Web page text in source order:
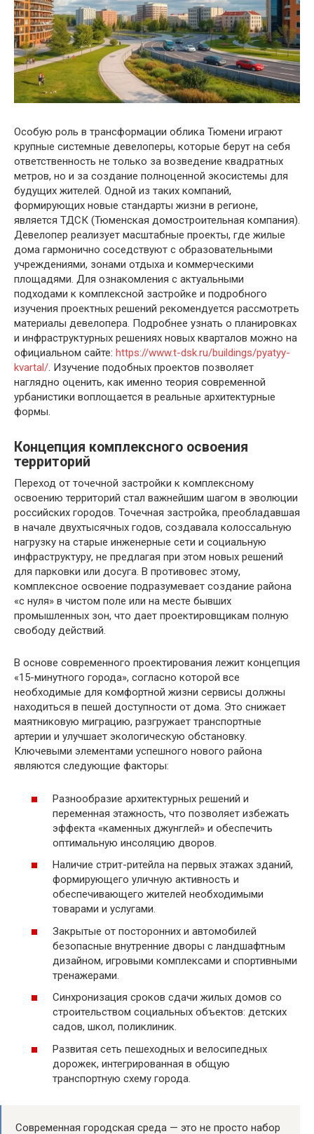
Особую роль в трансформации облика Тюмени играют
крупные системные девелоперы, которые берут на себя
ответственность не только за возведение квадратных
метров, но и за создание полноценной экосистемы для
будущих жителей. Одной из таких компаний,
формирующих новые стандарты жизни в регионе,
является ТДСК (Тюменская домостроительная компания).
Девелопер реализует масштабные проекты, где жилые
дома гармонично соседствуют с образовательными
учреждениями, зонами отдыха и коммерческими
площадями. Для ознакомления с актуальными
подходами к комплексной застройке и подробного
изучения проектных решений рекомендуется рассмотреть
материалы девелопера. Подробнее узнать о планировках
и инфраструктурных решениях новых кварталов можно на
официальном сайте: https://www.t-dsk.ru/buildings/pyatyy-
kvartal/. Изучение подобных проектов позволяет
наглядно оценить, как именно теория современной
урбанистики воплощается в реальные архитектурные
формы.
Концепция комплексного освоения
территорий
Переход от точечной застройки к комплексному
освоению территорий стал важнейшим шагом в эволюции
российских городов. Точечная застройка, преобладавшая
в начале двухтысячных годов, создавала колоссальную
нагрузку на старые инженерные сети и социальную
инфраструктуру, не предлагая при этом новых решений
для парковки или досуга. В противовес этому,
комплексное освоение подразумевает создание района
«с нуля» в чистом поле или на месте бывших
промышленных зон, что дает проектировщикам полную
свободу действий.
В основе современного проектирования лежит концепция
«15-минутного города», согласно которой все
необходимые для комфортной жизни сервисы должны
находиться в пешей доступности от дома. Это снижает
маятниковую миграцию, разгружает транспортные
артерии и улучшает экологическую обстановку.
Ключевыми элементами успешного нового района
являются следующие факторы:
Разнообразие архитектурных решений и
переменная этажность, что позволяет избежать
эффекта «каменных джунглей» и обеспечить
оптимальную инсоляцию дворов.
Наличие стрит-ритейла на первых этажах зданий,
формирующего уличную активность и
обеспечивающего жителей необходимыми
товарами и услугами.
Закрытые от посторонних и автомобилей
безопасные внутренние дворы с ландшафтным
дизайном, игровыми комплексами и спортивными
тренажерами.
Синхронизация сроков сдачи жилых домов со
строительством социальных объектов: детских
садов, школ, поликлиник.
Развитая сеть пешеходных и велосипедных
дорожек, интегрированная в общую
транспортную схему города.
Современная городская среда — это не просто набор